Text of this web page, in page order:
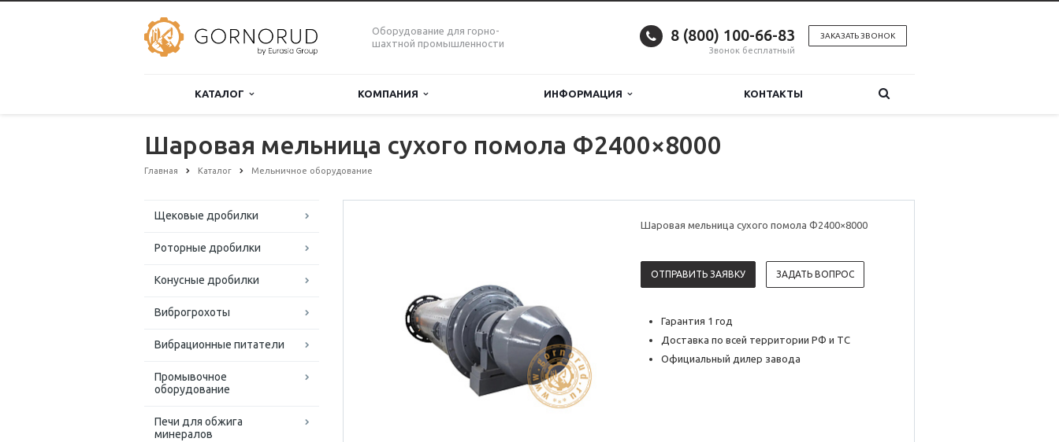
Оборудование для горно-
шахтной промышленности
ЗАКАЗАТЬ ЗВОНОК
8 (800) 100-66-83
Звонок бесплатный
КАТАЛОГ КОМПАНИЯ ИНФОРМАЦИЯ КОНТАКТЫ
Шаровая мельница сухого помола Φ2400×8000
Главная Каталог Мельничное оборудование
Щековые дробилки
Роторные дробилки
Конусные дробилки
Виброгрохоты
Вибрационные питатели
Промывочное
оборудование
Печи для обжига
минералов
Шаровая мельница сухого помола Φ2400×8000
ОТПРАВИТЬ ЗАЯВКУ ЗАДАТЬ ВОПРОС
Гарантия 1 год
Доставка по всей территории РФ и ТС
Официальный дилер завода